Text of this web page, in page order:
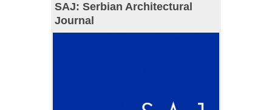
SAJ: Serbian Architectural
Journal